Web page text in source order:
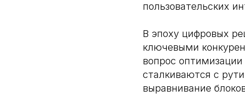
пользовательских
В эпоху цифровых
ключевыми
вопрос
сталкиваются с
выравнивание